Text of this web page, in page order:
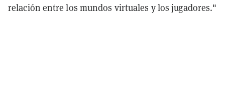
relación entre los mundos virtuales y los jugadores."